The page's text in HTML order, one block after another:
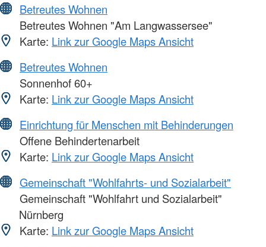
Betreutes Wohnen
Betreutes Wohnen "Am Langwassersee"
Karte: Link zur Google Maps Ansicht
Betreutes Wohnen
Sonnenhof 60+
Karte: Link zur Google Maps Ansicht
Einrichtung für Menschen mit Behinderungen
Offene Behindertenarbeit
Karte: Link zur Google Maps Ansicht
Gemeinschaft "Wohlfahrts- und Sozialarbeit"
Gemeinschaft "Wohlfahrt und Sozialarbeit"
Nürnberg
Karte: Link zur Google Maps Ansicht